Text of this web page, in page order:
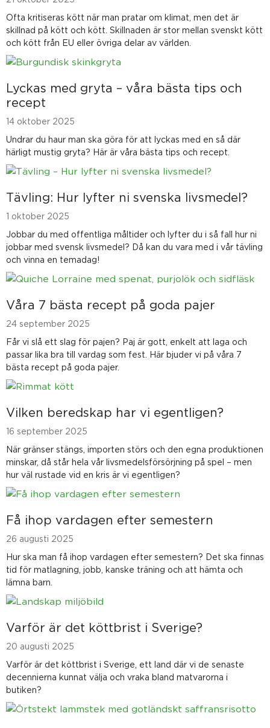
Ofta kritiseras kött när man pratar om klimat, men det är
skillnad på kött och kött. Skillnaden är stor mellan svenskt kött
och kött från EU eller övriga delar av världen.
Lyckas med gryta – våra bästa tips och
recept
14 oktober 2025
Undrar du haur man ska göra för att lyckas med en så där
härligt mustig gryta? Här är våra bästa tips och recept.
Tävling: Hur lyfter ni svenska livsmedel?
1 oktober 2025
Jobbar du med offentliga måltider och lyfter du i så fall hur ni
jobbar med svensk livsmedel? Då kan du vara med i vår tävling
och vinna en temadag!
Våra 7 bästa recept på goda pajer
24 september 2025
Får vi slå ett slag för pajen? Paj är gott, enkelt att laga och
passar lika bra till vardag som fest. Här bjuder vi på våra 7
bästa recept på goda pajer.
Vilken beredskap har vi egentligen?
16 september 2025
När gränser stängs, importen störs och den egna produktionen
minskar, då står hela vår livsmedelsförsörjning på spel – men
hur väl rustade vid en kris är vi egentligen?
Få ihop vardagen efter semestern
26 augusti 2025
Hur ska man få ihop vardagen efter semestern? Det ska finnas
tid för matlagning, jobb, kanske träning och att hämta och
lämna barn.
Varför är det köttbrist i Sverige?
20 augusti 2025
Varför är det köttbrist i Sverige, ett land där vi de senaste
decennierna kunnat välja och vraka bland matvarorna i
butiken?